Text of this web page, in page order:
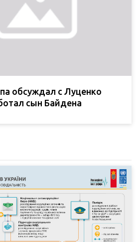
обсуждал с Луценко
сын Байдена